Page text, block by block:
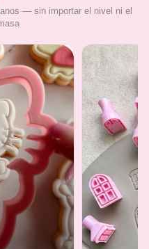
— sin importar el nivel ni el